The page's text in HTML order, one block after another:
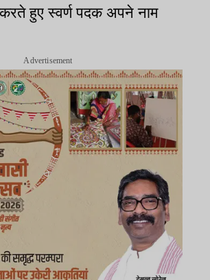
हुए स्वर्ण पदक अपने नाम
Advertisement